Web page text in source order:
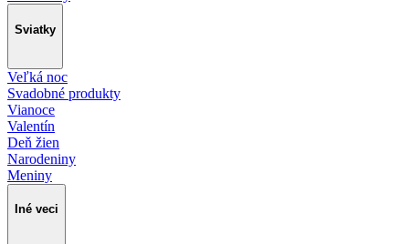
Sviatky
Veľká noc
Svadobné produkty
Vianoce
Valentín
Deň žien
Narodeniny
Meniny
Iné veci